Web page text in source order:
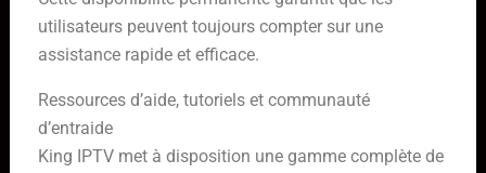
utilisateurs peuvent toujours compter sur une
assistance rapide et efficace.
Ressources d’aide, tutoriels et communauté
d’entraide
King IPTV met à disposition une gamme complète de